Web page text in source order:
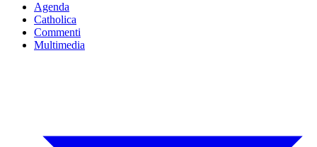
Agenda
Catholica
Commenti
Multimedia